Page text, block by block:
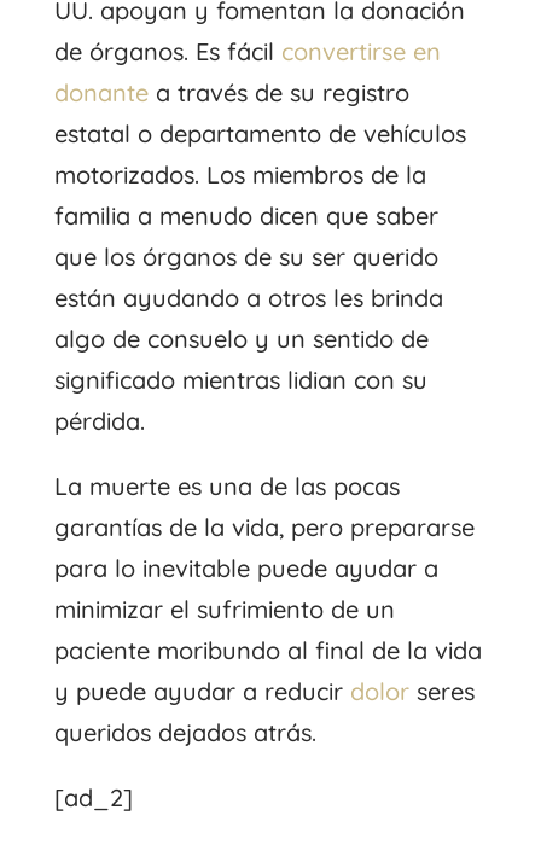
UU. apoyan y fomentan la donación
de órganos. Es fácil convertirse en
donantea través de su registro
estatal o departamento de vehículos
motorizados. Los miembros de la
familia a menudo dicen que saber
que los órganos de su ser querido
están ayudando a otros les brinda
algo de consuelo y un sentido de
significado mientras lidian con su
pérdida.
La muerte es una de las pocas
garantías de la vida, pero prepararse
para lo inevitable puede ayudar a
minimizar el sufrimiento de un
paciente moribundo al final de la vida
y puede ayudar a reducir dolorseres
queridos dejados atrás.
[ad_2]